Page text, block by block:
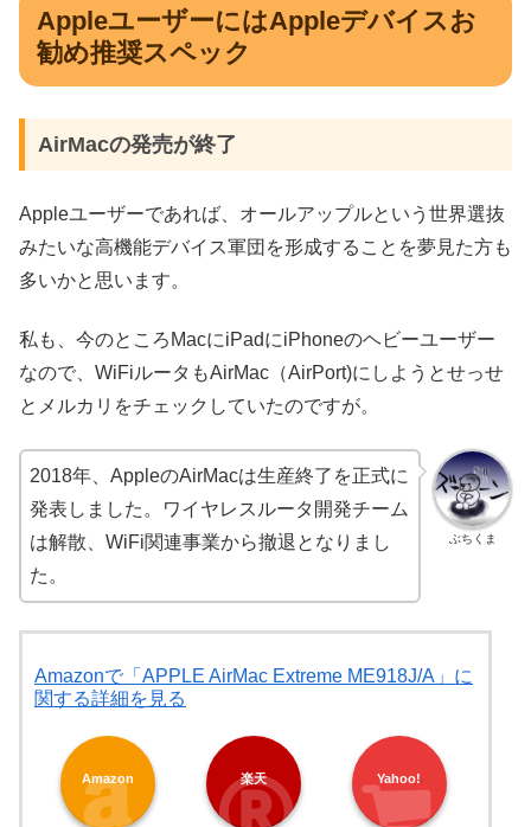
AppleユーザーにはAppleデバイスお
勧め推奨スペック
AirMacの発売が終了
Appleユーザーであれば、オールアップルという世界選抜
みたいな高機能デバイス軍団を形成することを夢見た方も
多いかと思います。
私も、今のところMacにiPadにiPhoneのヘビーユーザー
なので、WiFiルータもAirMac（AirPort)にしようとせっせ
とメルカリをチェックしていたのですが。
ぶちくま
2018年、AppleのAirMacは生産終了を正式に
発表しました。ワイヤレスルータ開発チーム
は解散、WiFi関連事業から撤退となりまし
た。
Amazonで「APPLE AirMac Extreme ME918J/A」に
関する詳細を見る
Amazon 楽天 Yahoo!